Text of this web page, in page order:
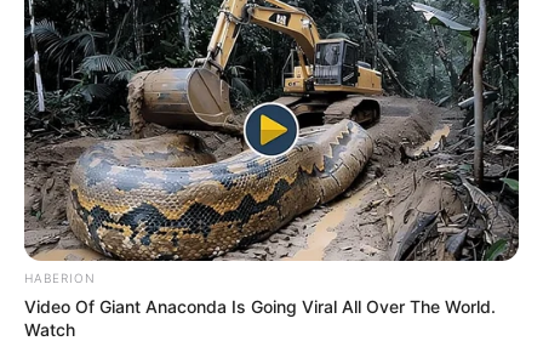
estudiábamos en la universidad. Desde
entonces, durante más de veinte años, él vivió
completamente solo. Nunca volvió a citas,
nunca intentó rehacer su vida. Sus días se
reducían al trabajo, la misa dominical y su
pequeño jardín en las afueras de Belo
Horizonte.
Los familiares siempre insistían:
HABERION
Video Of Giant Anaconda Is Going Viral All Over The World.
Watch